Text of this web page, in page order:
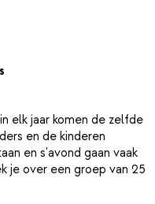
elk jaar komen de zelfde
en de kinderen
en s'avond gaan vaak
je over een groep van 25